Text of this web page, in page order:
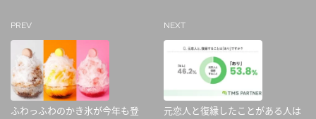
PREV
ふわっふわのかき氷が今年も登
NEXT
元恋人と復縁したことがある人は